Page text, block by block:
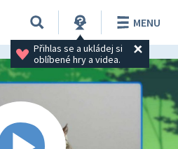
Přihlas se a ukládej si
oblíbené hry a videa.
MENU